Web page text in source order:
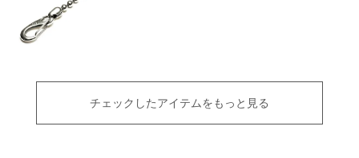
チェックしたアイテムをもっと見る